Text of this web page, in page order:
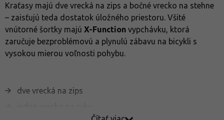
Kraťasy majú dve vrecká na zips a bočné vrecko na stehne
– zaisťujú teda dostatok úložného priestoru. Všité
vnútorné šortky majú X-Function vypchávku, ktorá
zaručuje bezproblémovú a plynulú zábavu na bicykli s
vysokou mierou voľnosti pohybu.
dve vrecká na zips